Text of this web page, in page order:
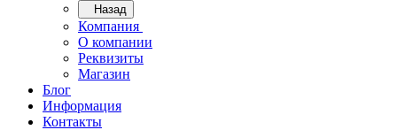
Назад
Компания
О компании
Реквизиты
Магазин
Блог
Информация
Контакты